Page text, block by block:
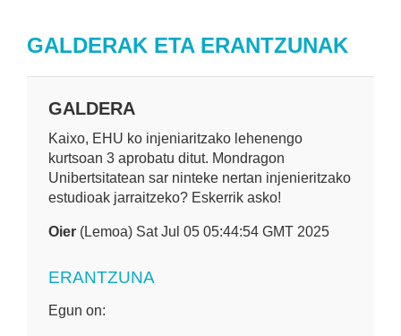
GALDERAK ETA ERANTZUNAK
GALDERA
Kaixo, EHU ko injeniaritzako lehenengo
kurtsoan 3 aprobatu ditut. Mondragon
Unibertsitatean sar ninteke nertan injenieritzako
estudioak jarraitzeko? Eskerrik asko!
Oier (Lemoa) Sat Jul 05 05:44:54 GMT 2025
ERANTZUNA
Egun on: